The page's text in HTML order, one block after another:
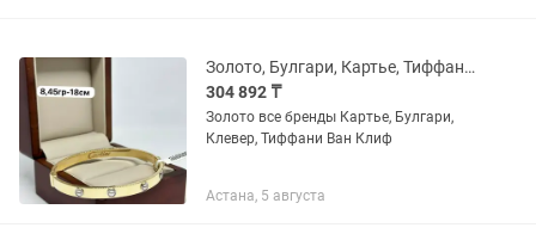
Золото, Булгари, Картье, Тиффани, Клевер
304 892 ₸
Золото все бренды Картье, Булгари,
Клевер, Тиффани Ван Клиф
Астана, 5 августа